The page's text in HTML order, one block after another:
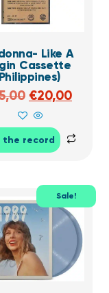
Like A
Cassette
€20,00
the record
Sale!